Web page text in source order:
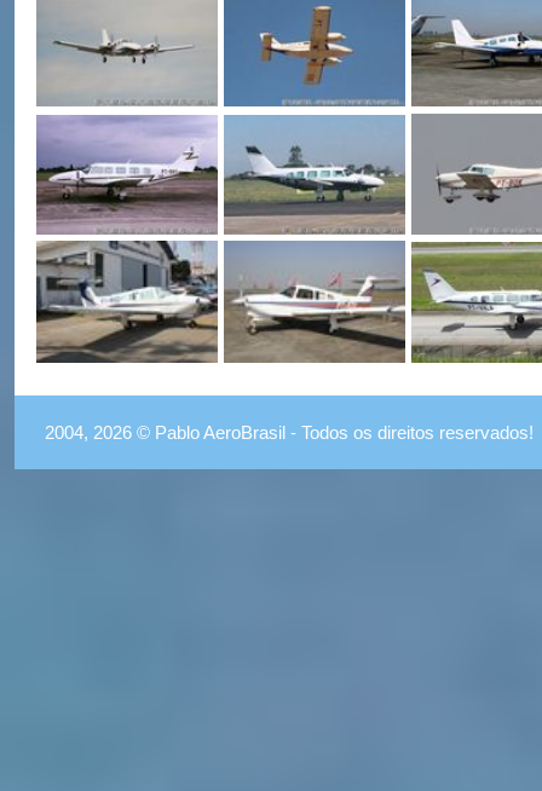
2004, 2026 © Pablo AeroBrasil - Todos os direitos reservados!